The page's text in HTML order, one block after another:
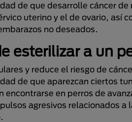
de que desarrolle cáncer de
uterino y el de ovario, así
no deseados.
esterilizar a un
y reduce el riesgo de
de que aparezcan ciertos
encontrarse en perros de
agresivos relacionados